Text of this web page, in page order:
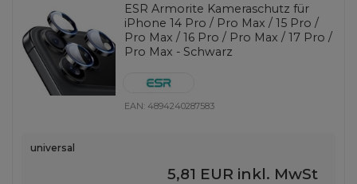
ESR Armorite Kameraschutz für
iPhone 14 Pro / Pro Max / 15 Pro /
Pro Max / 16 Pro / Pro Max / 17 Pro /
Pro Max - Schwarz
EAN: 4894240287583
universal
5,81 EUR inkl. MwSt